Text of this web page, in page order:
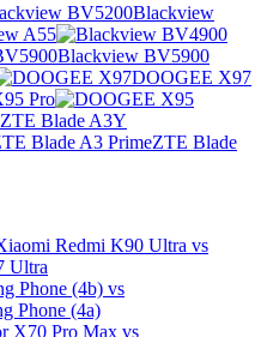
Blackview
A55
Blackview BV5900
DOOGEE X97
Pro
ZTE Blade A3Y
ZTE Blade
Redmi K90 Ultra vs
Ultra
Phone (4b) vs
Phone (4a)
X70 Pro Max vs